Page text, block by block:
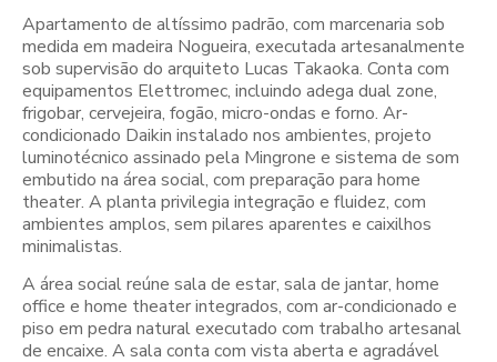
Apartamento de altíssimo padrão, com marcenaria sob
medida em madeira Nogueira, executada artesanalmente
sob supervisão do arquiteto Lucas Takaoka. Conta com
equipamentos Elettromec, incluindo adega dual zone,
frigobar, cervejeira, fogão, micro-ondas e forno. Ar-
condicionado Daikin instalado nos ambientes, projeto
luminotécnico assinado pela Mingrone e sistema de som
embutido na área social, com preparação para home
theater. A planta privilegia integração e fluidez, com
ambientes amplos, sem pilares aparentes e caixilhos
minimalistas.
A área social reúne sala de estar, sala de jantar, home
office e home theater integrados, com ar-condicionado e
piso em pedra natural executado com trabalho artesanal
de encaixe. A sala conta com vista aberta e agradável